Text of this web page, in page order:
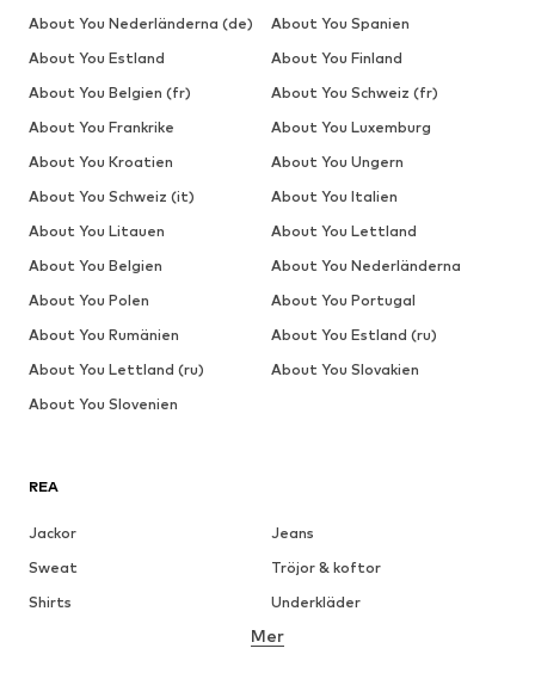
REA
Jackor
Jeans
Sweat
Tröjor & koftor
Shirts
Underkläder
Skjortor
Mer
About You Nederländerna (de)
About You Spanien
About You Estland
About You Finland
About You Belgien (fr)
About You Schweiz (fr)
About You Frankrike
About You Luxemburg
About You Kroatien
About You Ungern
About You Schweiz (it)
About You Italien
About You Litauen
About You Lettland
About You Belgien
About You Nederländerna
About You Polen
About You Portugal
About You Rumänien
About You Estland (ru)
About You Lettland (ru)
About You Slovakien
About You Slovenien